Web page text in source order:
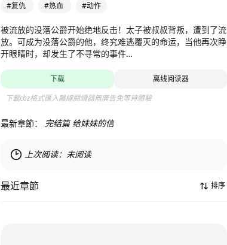
#复仇 #热血 #动作
被流放的没落公爵开始绝地反击！太子被叔叔背叛，遭到了流
放。可成为没落公爵的他，终究难逃覆灭的命运，当他再次睁
开眼睛时，却发生了不寻常的事件…
下载
离线阅读器
下載cbz格式匯入離線閱讀器無廣告免等待體驗
最新章節： 完结篇 给妹妹的信
上次阅读： 未阅读
最近章節 排序